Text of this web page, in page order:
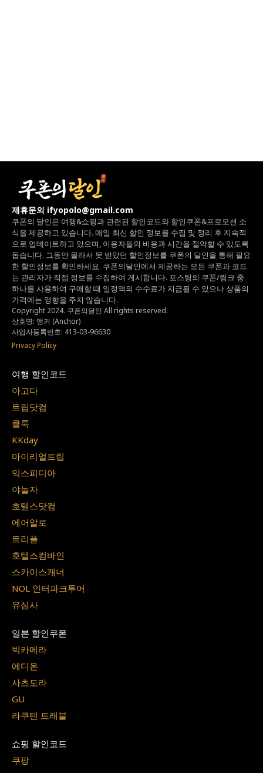
제휴문의 ifyopolo@gmail.com
쿠폰의 달인은 여행&쇼핑과 관련된 할인코드와 할인쿠폰&프로모션 소
식을 제공하고 있습니다. 매일 최신 할인 정보를 수집 및 정리 후 지속적
으로 업데이트하고 있으며, 이용자들의 비용과 시간을 절약할 수 있도록
돕습니다. 그동안 몰라서 못 받았던 할인정보를 쿠폰의 달인을 통해 필요
한 할인정보를 확인하세요. 쿠폰의달인에서 제공하는 모든 쿠폰과 코드
는 관리자가 직접 정보를 수집하여 게시합니다. 포스팅의 쿠폰/링크 중
하나를 사용하여 구매할 때 일정액의 수수료가 지급될 수 있으나상품의
가격에는 영향을 주지 않습니다.
Copyright 2024. 쿠폰의달인 All rights reserved.
상호명: 앵커 (Anchor)
사업자등록번호: 413-03-96630
Privacy Policy
여행 할인코드
아고다
트립닷컴
클룩
KKday
마이리얼트립
익스피디아
야놀자
호텔스닷컴
에어알로
트리플
호텔스컴바인
스카이스캐너
NOL 인터파크투어
유심사
일본 할인쿠폰
빅카메라
에디온
사츠도라
GU
라쿠텐 트래블
쇼핑 할인코드
쿠팡